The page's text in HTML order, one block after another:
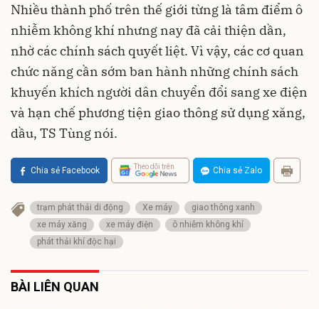
Nhiều thành phố trên thế giới từng là tâm điểm ô
nhiễm không khí nhưng nay đã cải thiện dần,
nhờ các chính sách quyết liệt. Vì vậy, các cơ quan
chức năng cần sớm ban hành những chính sách
khuyến khích người dân chuyển đổi sang xe điện
và hạn chế phương tiện giao thông sử dụng xăng,
dầu, TS Tùng nói.
Chia sẻ Facebook Theo dõi trên Chia sẻ Zalo
trạm phát thải di động Xe máy
giao thông xanh
xe máy xăng
xe máy điện
ô nhiễm không khí
phát thải khí độc hại
BÀI LIÊN QUAN